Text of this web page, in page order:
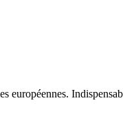
européennes.